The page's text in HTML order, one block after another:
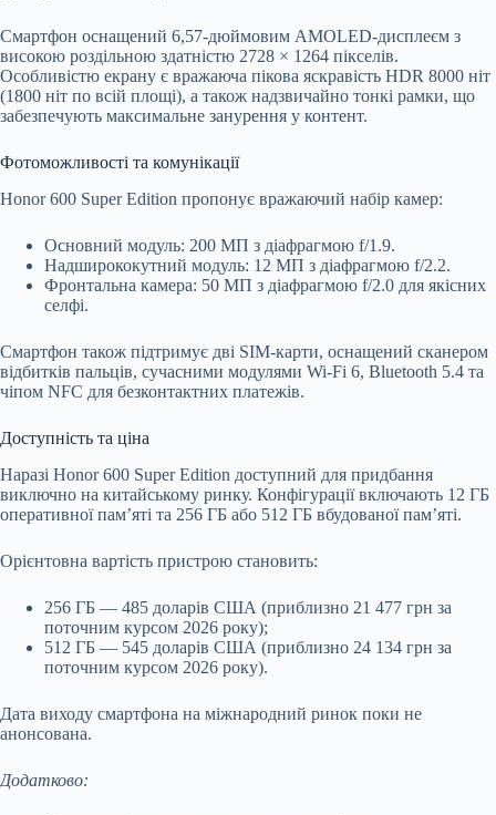
Смартфон оснащений 6,57-дюймовим AMOLED-дисплеєм з
високою роздільною здатністю 2728 × 1264 пікселів.
Особливістю екрану є вражаюча пікова яскравість HDR 8000 ніт
(1800 ніт по всій площі), а також надзвичайно тонкі рамки, що
забезпечують максимальне занурення у контент.
Фотоможливості та комунікації
Honor 600 Super Edition пропонує вражаючий набір камер:
Основний модуль: 200 МП з діафрагмою f/1.9.
Надширококутний модуль: 12 МП з діафрагмою f/2.2.
Фронтальна камера: 50 МП з діафрагмою f/2.0 для якісних
селфі.
Смартфон також підтримує дві SIM-карти, оснащений сканером
відбитків пальців, сучасними модулями Wi-Fi 6, Bluetooth 5.4 та
чіпом NFC для безконтактних платежів.
Доступність та ціна
Наразі Honor 600 Super Edition доступний для придбання
виключно на китайському ринку. Конфігурації включають 12 ГБ
оперативної пам’яті та 256 ГБ або 512 ГБ вбудованої пам’яті.
Орієнтовна вартість пристрою становить:
256 ГБ — 485 доларів США (приблизно 21 477 грн за
поточним курсом 2026 року);
512 ГБ — 545 доларів США (приблизно 24 134 грн за
поточним курсом 2026 року).
Дата виходу смартфона на міжнародний ринок поки не
анонсована.
Додатково: